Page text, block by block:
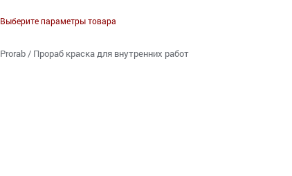
Выберите параметры товара
Prorab / Прораб краска для внутренних работ